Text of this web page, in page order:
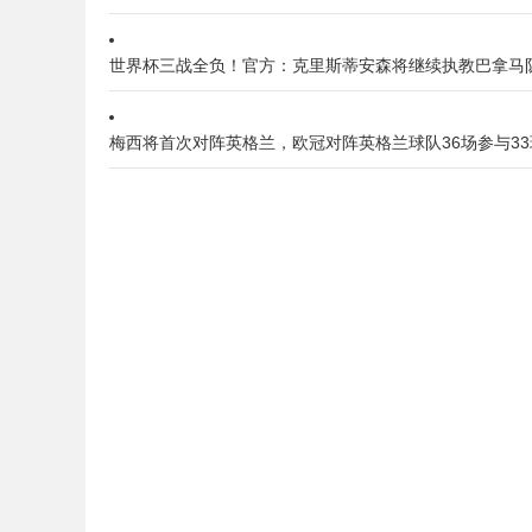
世界杯三战全负！官方：克里斯蒂安森将继续执教巴拿马
梅西将首次对阵英格兰，欧冠对阵英格兰球队36场参与